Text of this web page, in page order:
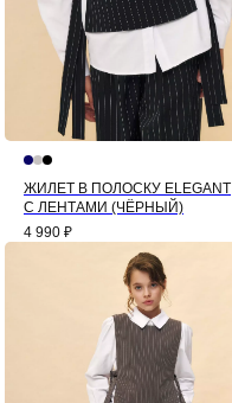
ЖИЛЕТ В ПОЛОСКУ ELEGANT
С ЛЕНТАМИ (ЧЁРНЫЙ)
4 990 ₽